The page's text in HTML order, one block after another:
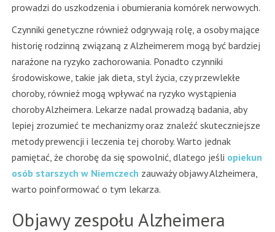
prowadzi do uszkodzenia i obumierania komórek nerwowych.
Czynniki genetyczne również odgrywają rolę, a osoby mające
historię rodzinną związaną z Alzheimerem mogą być bardziej
narażone na ryzyko zachorowania. Ponadto czynniki
środowiskowe, takie jak dieta, styl życia, czy przewlekłe
choroby, również mogą wpływać na ryzyko wystąpienia
choroby Alzheimera. Lekarze nadal prowadzą badania, aby
lepiej zrozumieć te mechanizmy oraz znaleźć skuteczniejsze
metody prewencji i leczenia tej choroby. Warto jednak
pamiętać, że chorobę da się spowolnić, dlatego jeśli opiekun
osób starszych w Niemczech zauważy objawy Alzheimera,
warto poinformować o tym lekarza.
Objawy zespołu Alzheimera